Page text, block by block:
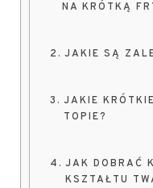
NA KRÓTKĄ
JAKIE SĄ
JAKIE
TOPIE?
JAK DOBRAĆ
KSZTAŁTU